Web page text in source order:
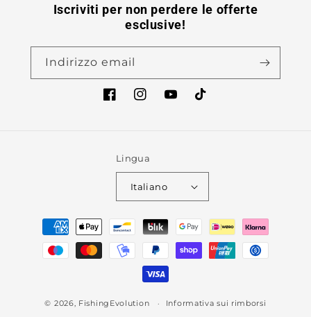
Iscriviti per non perdere le offerte
esclusive!
Indirizzo email
FacebookInstagramYouTubeTikTok
Lingua
Italiano
Metodi
pagamento
© 2026, FishingEvolution Informativa sui rimborsi